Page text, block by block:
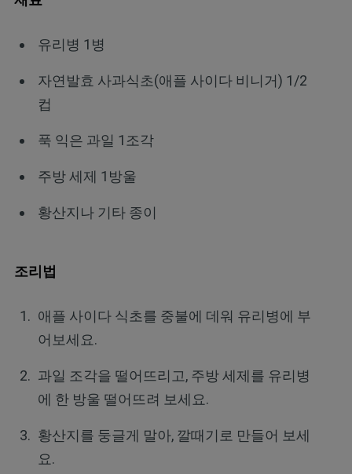
유리병 1병
자연발효 사과식초(애플 사이다 비니거) 1/2
컵
푹 익은 과일 1조각
주방 세제 1방울
황산지나 기타 종이
조리법
애플 사이다 식초를 중불에 데워 유리병에 부
어보세요.
과일 조각을 떨어뜨리고, 주방 세제를 유리병
에 한 방울 떨어뜨려 보세요.
황산지를 둥글게 말아, 깔때기로 만들어 보세
요.